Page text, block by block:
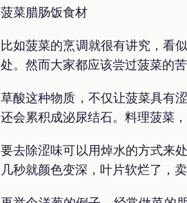
菠菜腊肠饭食材
比如菠菜的烹调就很有讲究，看
处。然而大家都应该尝过菠菜的
草酸这种物质，不仅让菠菜具有
还会累积成泌尿结石。料理菠菜
要去除涩味可以用焯水的方式来
几秒就颜色变深，叶片软烂了，